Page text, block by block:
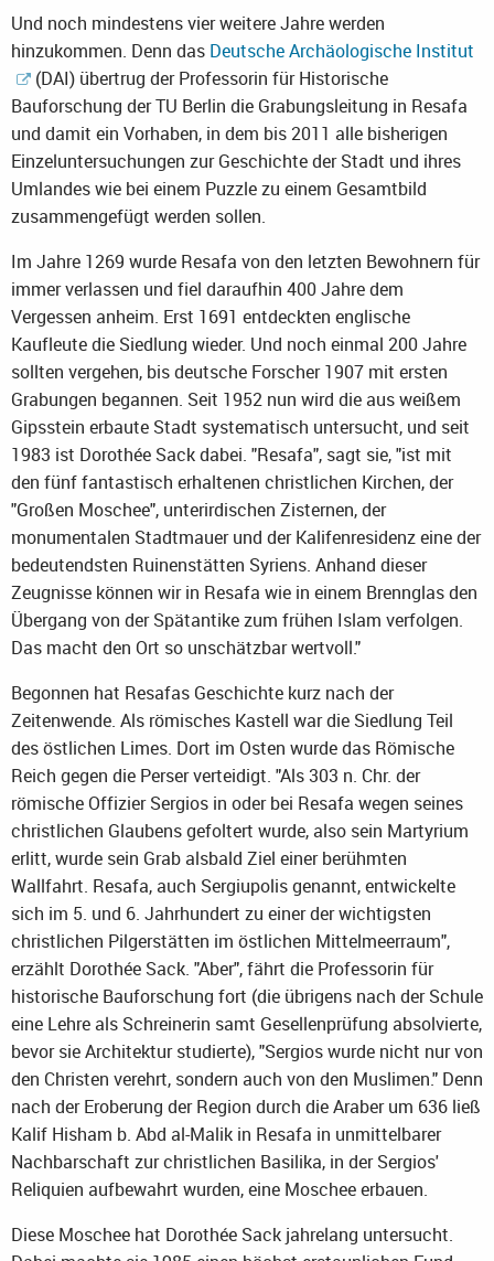
Und noch mindestens vier weitere Jahre werden
hinzukommen. Denn das Deutsche Archäologische Institut
(DAI) übertrug der Professorin für Historische
Bauforschung der TU Berlin die Grabungsleitung in Resafa
und damit ein Vorhaben, in dem bis 2011 alle bisherigen
Einzeluntersuchungen zur Geschichte der Stadt und ihres
Umlandes wie bei einem Puzzle zu einem Gesamtbild
zusammengefügt werden sollen.
Im Jahre 1269 wurde Resafa von den letzten Bewohnern für
immer verlassen und fiel daraufhin 400 Jahre dem
Vergessen anheim. Erst 1691 entdeckten englische
Kaufleute die Siedlung wieder. Und noch einmal 200 Jahre
sollten vergehen, bis deutsche Forscher 1907 mit ersten
Grabungen begannen. Seit 1952 nun wird die aus weißem
Gipsstein erbaute Stadt systematisch untersucht, und seit
1983 ist Dorothée Sack dabei. "Resafa", sagt sie, "ist mit
den fünf fantastisch erhaltenen christlichen Kirchen, der
"Großen Moschee", unterirdischen Zisternen, der
monumentalen Stadtmauer und der Kalifenresidenz eine der
bedeutendsten Ruinenstätten Syriens. Anhand dieser
Zeugnisse können wir in Resafa wie in einem Brennglas den
Übergang von der Spätantike zum frühen Islam verfolgen.
Das macht den Ort so unschätzbar wertvoll."
Begonnen hat Resafas Geschichte kurz nach der
Zeitenwende. Als römisches Kastell war die Siedlung Teil
des östlichen Limes. Dort im Osten wurde das Römische
Reich gegen die Perser verteidigt. "Als 303 n. Chr. der
römische Offizier Sergios in oder bei Resafa wegen seines
christlichen Glaubens gefoltert wurde, also sein Martyrium
erlitt, wurde sein Grab alsbald Ziel einer berühmten
Wallfahrt. Resafa, auch Sergiupolis genannt, entwickelte
sich im 5. und 6. Jahrhundert zu einer der wichtigsten
christlichen Pilgerstätten im östlichen Mittelmeerraum",
erzählt Dorothée Sack. "Aber", fährt die Professorin für
historische Bauforschung fort (die übrigens nach der Schule
eine Lehre als Schreinerin samt Gesellenprüfung absolvierte,
bevor sie Architektur studierte), "Sergios wurde nicht nur von
den Christen verehrt, sondern auch von den Muslimen." Denn
nach der Eroberung der Region durch die Araber um 636 ließ
Kalif Hisham b. Abd al-Malik in Resafa in unmittelbarer
Nachbarschaft zur christlichen Basilika, in der Sergios'
Reliquien aufbewahrt wurden, eine Moschee erbauen.
Diese Moschee hat Dorothée Sack jahrelang untersucht.